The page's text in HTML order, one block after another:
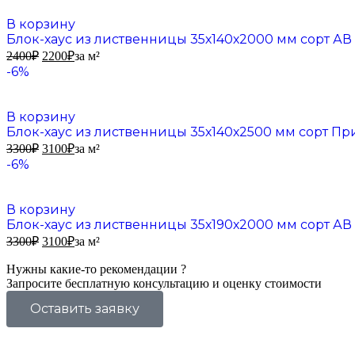
В корзину
Блок-хаус из лиственницы 35х140х2000 мм сорт АВ
2400₽ 2200₽за м²
-6%
В корзину
Блок-хаус из лиственницы 35х140х2500 мм сорт
3300₽ 3100₽за м²
-6%
В корзину
Блок-хаус из лиственницы 35х190х2000 мм сорт АВ
3300₽ 3100₽за м²
Нужны какие-то рекомендации ?
Запросите бесплатную консультацию и оценку стоимости
Оставить заявку